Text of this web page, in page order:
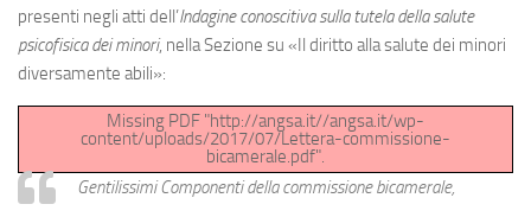
presenti negli atti dell’Indagine conoscitiva sulla tutela della salute
psicofisica dei minori, nella Sezione su «Il diritto alla salute dei minori
diversamente abili»:
Missing PDF "http://angsa.it//angsa.it/wp-
content/uploads/2017/07/Lettera-commissione-
bicamerale.pdf".
Gentilissimi Componenti della commissione bicamerale,